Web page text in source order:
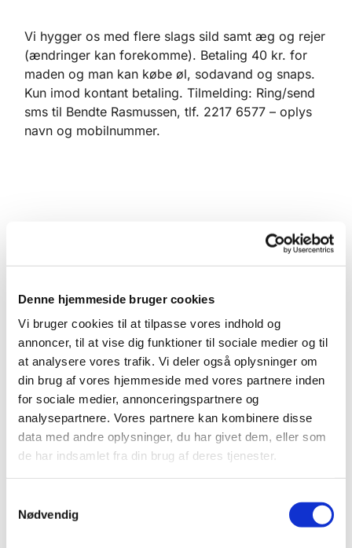
Denne hjemmeside bruger cookies
Vi bruger cookies til at tilpasse vores indhold og
annoncer, til at vise dig funktioner til sociale medier og til
at analysere vores trafik. Vi deler også oplysninger om
din brug af vores hjemmeside med vores partnere inden
for sociale medier, annonceringspartnere og
analysepartnere. Vores partnere kan kombinere disse
data med andre oplysninger, du har givet dem, eller som
de har indsamlet fra din brug af deres tjenester.
Nødvendig
Vi hygger os med flere slags sild samt æg og rejer
(ændringer kan forekomme). Betaling 40 kr. for
maden og man kan købe øl, sodavand og snaps.
Kun imod kontant betaling. Tilmelding: Ring/send
sms til Bendte Rasmussen, tlf. 2217 6577 – oplys
navn og mobilnummer.
Du vil måske også kunne